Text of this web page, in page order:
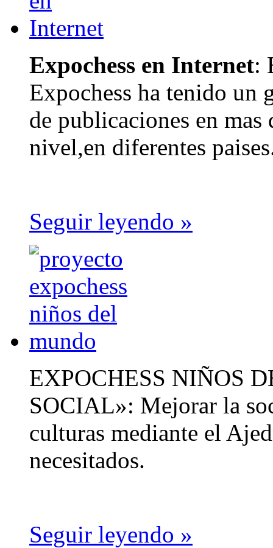
Expochess en Internet:
Expochess ha tenido un
de publicaciones en
nivel,en diferentes
Seguir leyendo »
EXPOCHESS NIÑOS
SOCIAL»: Mejorar la
culturas mediante el
necesitados.
Seguir leyendo »